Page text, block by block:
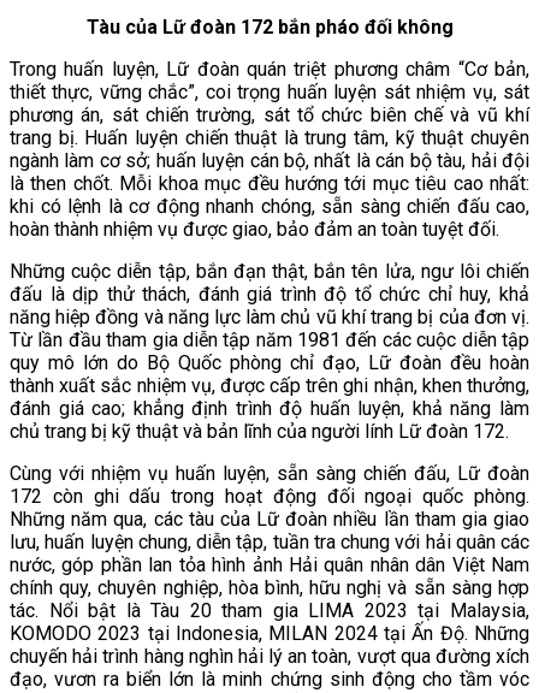
Tàu của Lữ đoàn 172 bắn pháo đối không
Trong huấn luyện, Lữ đoàn quán triệt phương châm “Cơ bản,
thiết thực, vững chắc”, coi trọng huấn luyện sát nhiệm vụ, sát
phương án, sát chiến trường, sát tổ chức biên chế và vũ khí
trang bị. Huấn luyện chiến thuật là trung tâm, kỹ thuật chuyên
ngành làm cơ sở; huấn luyện cán bộ, nhất là cán bộ tàu, hải đội
là then chốt. Mỗi khoa mục đều hướng tới mục tiêu cao nhất:
khi có lệnh là cơ động nhanh chóng, sẵn sàng chiến đấu cao,
hoàn thành nhiệm vụ được giao, bảo đảm an toàn tuyệt đối.
Những cuộc diễn tập, bắn đạn thật, bắn tên lửa, ngư lôi chiến
đấu là dịp thử thách, đánh giá trình độ tổ chức chỉ huy, khả
năng hiệp đồng và năng lực làm chủ vũ khí trang bị của đơn vị.
Từ lần đầu tham gia diễn tập năm 1981 đến các cuộc diễn tập
quy mô lớn do Bộ Quốc phòng chỉ đạo, Lữ đoàn đều hoàn
thành xuất sắc nhiệm vụ, được cấp trên ghi nhận, khen thưởng,
đánh giá cao; khẳng định trình độ huấn luyện, khả năng làm
chủ trang bị kỹ thuật và bản lĩnh của người lính Lữ đoàn 172.
Cùng với nhiệm vụ huấn luyện, sẵn sàng chiến đấu, Lữ đoàn
172 còn ghi dấu trong hoạt động đối ngoại quốc phòng.
Những năm qua, các tàu của Lữ đoàn nhiều lần tham gia giao
lưu, huấn luyện chung, diễn tập, tuần tra chung với hải quân các
nước, góp phần lan tỏa hình ảnh Hải quân nhân dân Việt Nam
chính quy, chuyên nghiệp, hòa bình, hữu nghị và sẵn sàng hợp
tác. Nổi bật là Tàu 20 tham gia LIMA 2023 tại Malaysia,
KOMODO 2023 tại Indonesia, MILAN 2024 tại Ấn Độ. Những
chuyến hải trình hàng nghìn hải lý an toàn, vượt qua đường xích
đạo, vươn ra biển lớn là minh chứng sinh động cho tầm vóc